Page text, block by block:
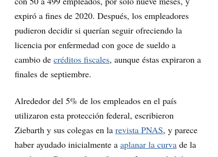
expiró a fines de 2020. Después, los empleadores
pudieron decidir si querían seguir ofreciendo la
licencia por enfermedad con goce de sueldo a
cambio de créditos fiscales, aunque éstas expiraron a
finales de septiembre.
Alrededor del 5% de los empleados en el país
utilizaron esta protección federal, escribieron
Ziebarth y sus colegas en la revista PNAS, y parece
haber ayudado inicialmente a aplanar la curva de la